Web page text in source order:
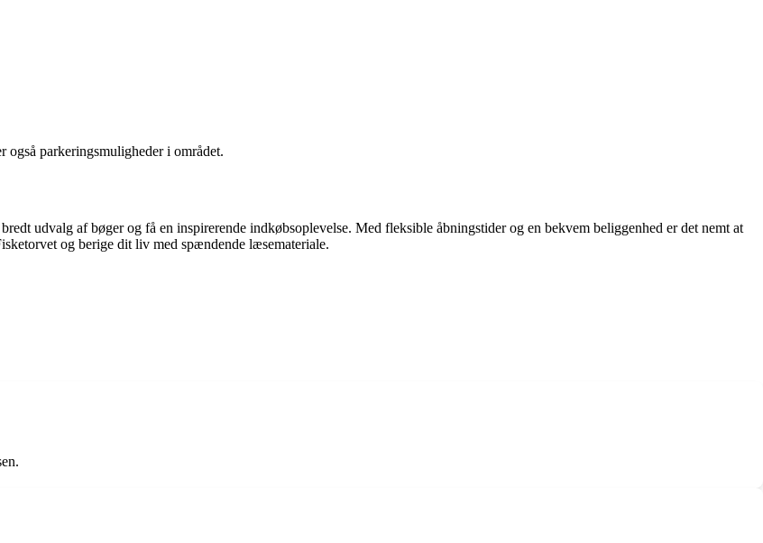
parkeringsmuligheder i området.
udvalg af bøger og få en inspirerende indkøbsoplevelse. Med fleksible åbningstider og en bekvem beliggenhed er det nemt at
og berige dit liv med spændende læsemateriale.